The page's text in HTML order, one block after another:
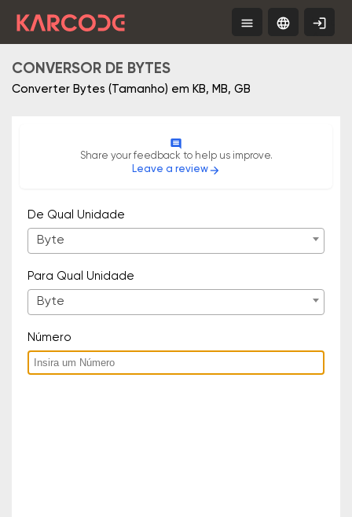
login
Free
language
PT
menu
Tools
CONVERSOR DE BYTES
Converter Bytes (Tamanho) em KB, MB, GB
comment
Share your feedback to help us improve.
Leave a reviewarrow_forward
De Qual Unidade
Byte
Para Qual Unidade
Byte
Número